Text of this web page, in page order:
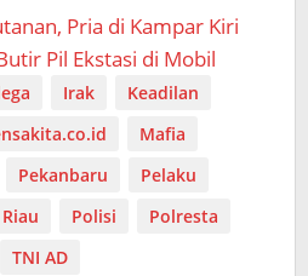
Pria di Kampar Kiri
Pil Ekstasi di Mobil
Irak
Keadilan
Mafia
Pekanbaru
Pelaku
Polisi
Polresta
TNI AD